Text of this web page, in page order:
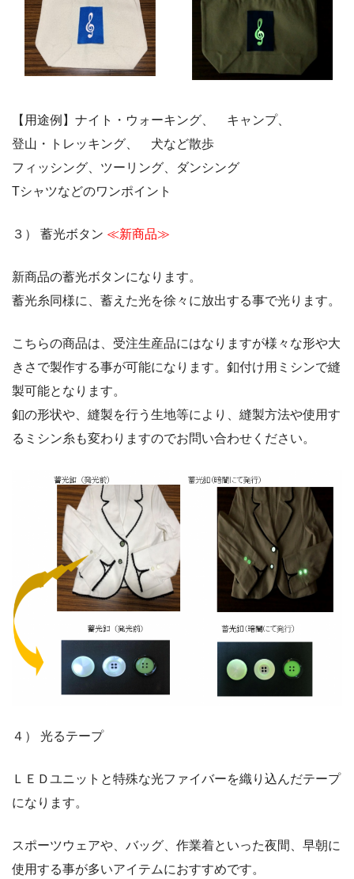
【用途例】ナイト・ウォーキング、 キャンプ、
登山・トレッキング、 犬など散歩
フィッシング、ツーリング、ダンシング
Tシャツなどのワンポイント
３） 蓄光ボタン ≪新商品≫
新商品の蓄光ボタンになります。
蓄光糸同様に、蓄えた光を徐々に放出する事で光ります。
こちらの商品は、受注生産品にはなりますが様々な形や大
きさで製作する事が可能になります。釦付け用ミシンで縫
製可能となります。
釦の形状や、縫製を行う生地等により、縫製方法や使用す
るミシン糸も変わりますのでお問い合わせください。
４） 光るテープ
ＬＥＤユニットと特殊な光ファイバーを織り込んだテープ
になります。
スポーツウェアや、バッグ、作業着といった夜間、早朝に
使用する事が多いアイテムにおすすめです。